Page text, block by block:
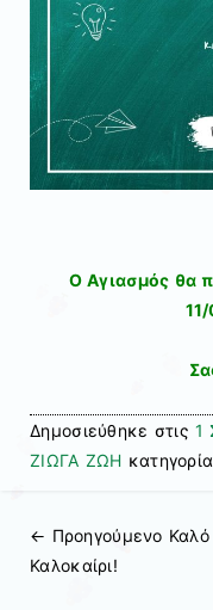
Ο Αγιασμός θα
Δημοσιεύθηκε στις 1
ΖΙΩΓΑ ΖΩΗ
Πλοήγηση
← Προηγούμενo Καλό
Καλοκαίρι!